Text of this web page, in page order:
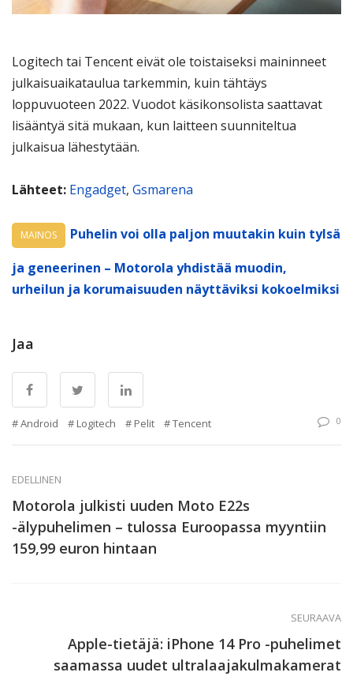
Logitech tai Tencent eivät ole toistaiseksi maininneet
julkaisuaikataulua tarkemmin, kuin tähtäys
loppuvuoteen 2022. Vuodot käsikonsolista saattavat
lisääntyä sitä mukaan, kun laitteen suunniteltua
julkaisua lähestytään.
Lähteet: Engadget, Gsmarena
MAINOS
Puhelin voi olla paljon muutakin kuin tylsä
ja geneerinen – Motorola yhdistää muodin,
urheilun ja korumaisuuden näyttäviksi kokoelmiksi
Jaa
Android Logitech Pelit Tencent 0
EDELLINEN
Motorola julkisti uuden Moto E22s
-älypuhelimen – tulossa Euroopassa myyntiin
159,99 euron hintaan
SEURAAVA
Apple-tietäjä: iPhone 14 Pro -puhelimet
saamassa uudet ultralaajakulmakamerat